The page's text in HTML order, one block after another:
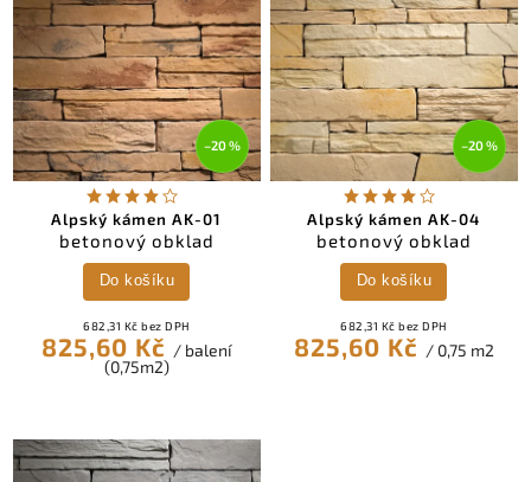
Abecedně
–20 %
Alpský kámen AK-01
betonový obklad
682,31 Kč bez DPH
825,60 Kč / balení
(0,75m2)
Do košíku
–20 %
Alpský kámen AK-04
betonový obklad
682,31 Kč bez DPH
825,60 Kč / 0,75 m2
Do košíku